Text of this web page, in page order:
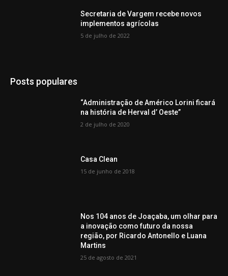
Secretaria de Vargem recebe novos
implementos agrícolas
5 de julho de 2022
Posts populares
“Administração de Américo Lorini ficará
na história de Herval d’ Oeste”
2 de julho de 2020
Casa Clean
15 de junho de 2018
Nos 104 anos de Joaçaba, um olhar para
a inovação como futuro da nossa
região, por Ricardo Antonello e Luana
Martins
25 de agosto de 2021